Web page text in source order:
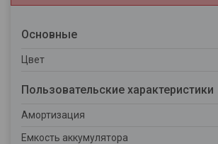
Основные
Цвет
Пользовательские характеристики
Амортизация
Емкость аккумулятора